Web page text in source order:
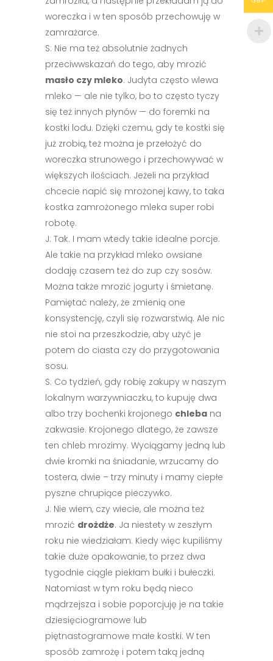
woreczka i w ten sposób przechowuję w
zamrażarce.
S: Nie ma też absolutnie żadnych
przeciwwskazań do tego, aby mrozić
masło czy mleko. Judyta często wlewa
mleko — ale nie tylko, bo to często tyczy
się też innych płynów — do foremki na
kostki lodu. Dzięki czemu, gdy te kostki się
już zrobią, też można je przełożyć do
woreczka strunowego i przechowywać w
większych ilościach. Jeżeli na przykład
chcecie napić się mrożonej kawy, to taka
kostka zamrożonego mleka super robi
robotę.
J: Tak. I mam wtedy takie idealne porcje.
Ale takie na przykład mleko owsiane
dodaję czasem też do zup czy sosów.
Można także mrozić jogurty i śmietanę.
Pamiętać należy, że zmienią one
konsystencję, czyli się rozwarstwią. Ale nic
nie stoi na przeszkodzie, aby użyć je
potem do ciasta czy do przygotowania
sosu.
S: Co tydzień, gdy robię zakupy w naszym
lokalnym warzywniaczku, to kupuję dwa
albo trzy bochenki krojonego chleba na
zakwasie. Krojonego dlatego, że zawsze
ten chleb mrozimy. Wyciągamy jedną lub
dwie kromki na śniadanie, wrzucamy do
tostera, dwie – trzy minuty i mamy ciepłe
pyszne chrupiące pieczywko.
J: Nie wiem, czy wiecie, ale można też
mrozić drożdże. Ja niestety w zeszłym
roku nie wiedziałam. Kiedy więc kupiliśmy
takie duże opakowanie, to przez dwa
tygodnie ciągle piekłam bułki i bułeczki.
Natomiast w tym roku będą nieco
mądrzejsza i sobie poporcjuję je na takie
dziesięciogramowe lub
piętnastogramowe małe kostki. W ten
sposób zamrożę i potem taką jedną